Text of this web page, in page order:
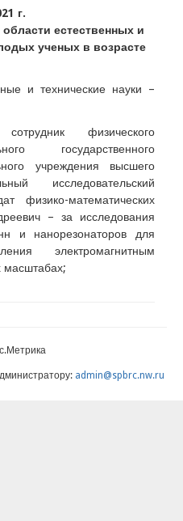
г.
естественных и
ученых в возрасте
и технические науки –
физического
государственного
учреждения высшего
исследовательский
физико-математических
– за исследования
и нанорезонаторов для
электромагнитным
масштабах;
admin@spbrc.nw.ru